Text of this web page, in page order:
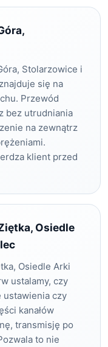
Stolarzowice i
się na
Przewód
bez utrudniania
na zewnątrz
klient przed
Osiedle
Osiedle Arki
ustalamy, czy
ustawienia czy
kanałów
transmisję po
to nie